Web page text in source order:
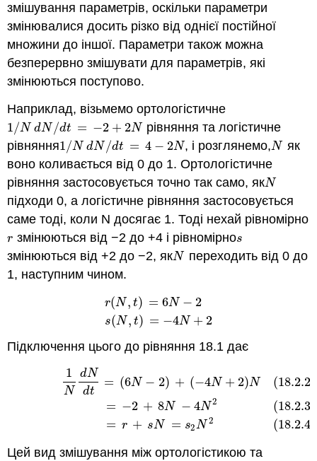
змішування параметрів, оскільки параметри
змінювалися досить різко від однієї постійної
множини до іншої. Параметри також можна
безперервно змішувати для параметрів, які
змінюються поступово.
Наприклад, візьмемо ортологістичне
1/N dN/dt = −2 + 2N
1/NdN/d t=− 2+ 2N
рівняння та логістичне
рівняння1/N dN/dt = 4 − 2N
1/NdN/d t=4 −2 N , і розглянемо,N
N як
воно коливається від 0 до 1. Ортологістичне
рівняння застосовується точно так само, якN
N
підходи 0, а логістичне рівняння застосовується
саме тоді, коли N досягає 1. Тоді нехай рівномірно
r
r змінюються від −2 до +4 і рівномірноs
s
змінюються від +2 до −2, якN
N переходить від 0 до
1, наступним чином.
r(N, t) = 6N − 2
s(N, t) = −4N + 2
r(N,t)=6 N −2s(N ,t)
Підключення цього до рівняння 18.1 дає
1
N
dN
dt
= (6N − 2) + (−4N + 2)N
= −2 + 8N − 4N 2
= r + sN = s2N 2
(18.2.2)
(18.2.3)
(18.2.4)
Nd Ndt= N− 2)+ −4 + 2) (18.2.3) =− +8N− 4
Цей вид змішування між ортологістикою та